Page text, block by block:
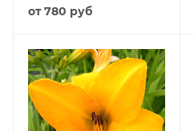
от780 руб